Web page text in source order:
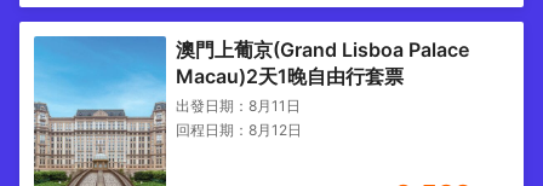
澳門上葡京(Grand Lisboa Palace
Macau)2天1晚自由行套票
出發日期： 8月11日
回程日期： 8月12日